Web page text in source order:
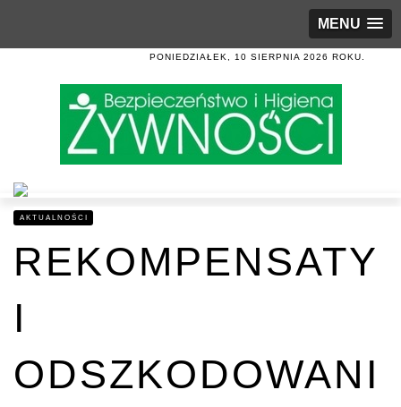
MENU
PONIEDZIAŁEK, 10 SIERPNIA 2026 ROKU.
AKTUALNOŚCI
REKOMPENSATY
I
ODSZKODOWANI